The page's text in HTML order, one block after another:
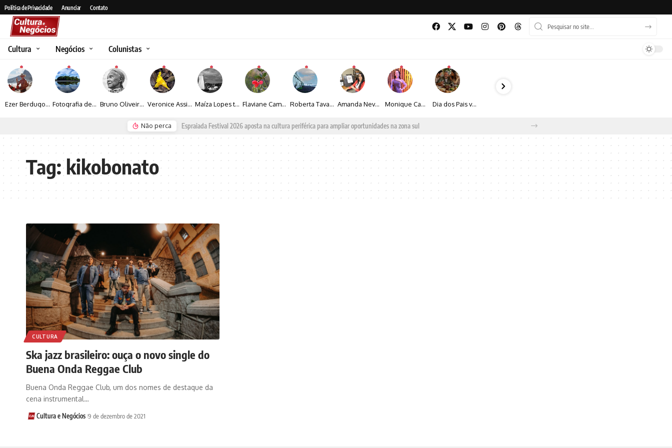
Política de Privacidade Anunciar Contato
Cultura Negócios Colunistas
Ezer Berdugo transforma experiências multiculturais e memórias em narrativas visuais por meio da fotografia Fotografia de Fátima Carlini transforma paisagens naturais em experiências de contemplação Bruno Oliveira retrata o cotidiano urbano por meio da fotografia em preto e branco Veronice Assini Saes transforma a natureza em fotografias marcadas pela sensibilidade Maíza Lopes transforma cultura popular baiana em narrativas fotográficas Flaviane Campos transforma natureza, espiritualidade e sensibilidade em narrativas fotográficas Roberta Tavares transforma a fotografia em obras de arte marcadas pela sensibilidade e sofisticação Amanda Neves transforma a beleza da natureza em obras realistas repletas de sensibilidade Monique Camacho é homenageada no Prêmio Gênios da Atualidade 2026 Dia dos Pais vai além do almoço: como transformar a data em experiência, afeto e boas escolhas
Não perca Espraiada Festival 2026 aposta na cultura periférica para ampliar oportunidades na zona sul
Tag:kikobonato
CULTURA
Ska jazz brasileiro: ouça o novo single do
Buena Onda Reggae Club
Buena Onda Reggae Club, um dos nomes de destaque da
cena instrumental…
Cultura e Negócios 9 de dezembro de 2021